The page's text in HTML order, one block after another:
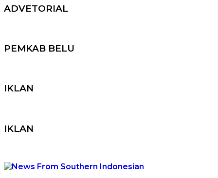
ADVETORIAL
PEMKAB BELU
IKLAN
IKLAN